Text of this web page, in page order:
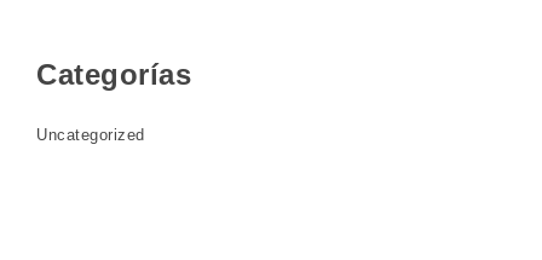
Categorías
Uncategorized